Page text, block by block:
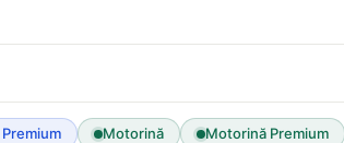
Motorină Motorină Premium